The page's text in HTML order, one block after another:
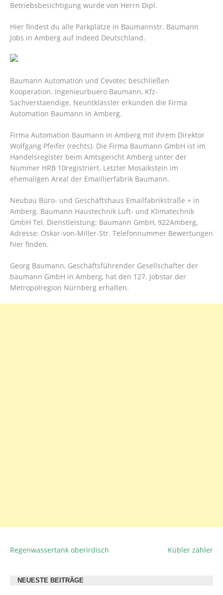
Betriebsbesichtigung wurde von Herrn Dipl.
Hier findest du alle Parkplätze in Baumannstr. Baumann
Jobs in Amberg auf Indeed Deutschland.
Baumann Automation und Cevotec beschließen
Kooperation. Ingenieurbuero Baumann, Kfz-
Sachverstaendige. Neuntklässler erkunden die Firma
Automation Baumann in Amberg.
Firma Automation Baumann in Amberg mit ihrem Direktor
Wolfgang Pfeifer (rechts). Die Firma Baumann GmbH ist im
Handelsregister beim Amtsgericht Amberg unter der
Nummer HRB 10registriert. Letzter Mosaikstein im
ehemaligen Areal der Emaillierfabrik Baumann.
Neubau Büro- und Geschäftshaus Emailfabrikstraße + in
Amberg. Baumann Haustechnik Luft- und Klimatechnik
GmbH Tel. Dienstleistung: Baumann GmbH, 922Amberg,
Adresse: Oskar-von-Miller-Str. Telefonnummer Bewertungen
hier finden.
Georg Baumann, Geschäftsführender Gesellschafter der
baumann GmbH in Amberg, hat den 127. Jobstar der
Metropolregion Nürnberg erhalten.
BEITRAGSNAVIGATION
Regenwassertank oberirdisch Kübler zähler
NEUESTE BEITRÄGE